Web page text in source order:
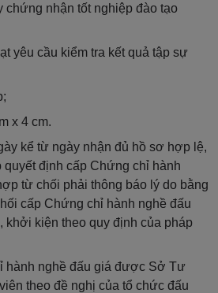
chứng nhận tốt nghiệp đào tạo
yêu cầu kiểm tra kết quả tập sự
x 4 cm.
kể từ ngày nhận đủ hồ sơ hợp lệ,
định cấp Chứng chỉ hành
từ chối phải thông báo lý do bằng
cấp Chứng chỉ hành nghề đấu
khởi kiện theo quy định của pháp
hành nghề đấu giá được Sở Tư
theo đề nghị của tổ chức đấu